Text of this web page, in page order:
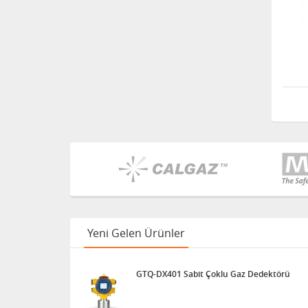
Yeni Gelen Ürünler
GTQ-DX401 Sabit Çoklu Gaz Dedektörü